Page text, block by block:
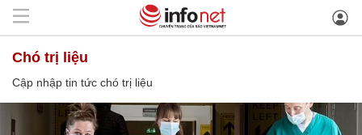
chó trị liệu
Cập nhập tin tức chó trị liệu